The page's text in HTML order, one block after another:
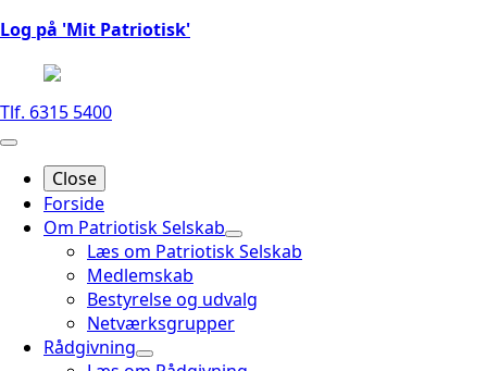
Log på 'Mit Patriotisk'
Tlf. 6315 5400
Close
Forside
Om Patriotisk Selskab
Læs om Patriotisk Selskab
Medlemskab
Bestyrelse og udvalg
Netværksgrupper
Rådgivning